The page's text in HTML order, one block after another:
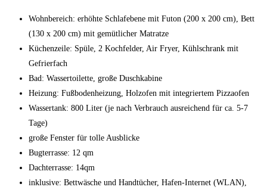
Wohnbereich: erhöhte Schlafebene mit Futon (200 x 200 cm), Bett
(130 x 200 cm) mit gemütlicher Matratze
Küchenzeile: Spüle, 2 Kochfelder, Air Fryer, Kühlschrank mit
Gefrierfach
Bad: Wassertoilette, große Duschkabine
Heizung: Fußbodenheizung, Holzofen mit integriertem Pizzaofen
Wassertank: 800 Liter (je nach Verbrauch ausreichend für ca. 5-7
Tage)
große Fenster für tolle Ausblicke
Bugterrasse: 12 qm
Dachterrasse: 14qm
inklusive: Bettwäsche und Handtücher, Hafen-Internet (WLAN),